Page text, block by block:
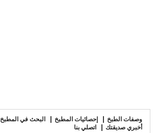
وصفات الطبخ إحصائيات المطبخ البحث في المطبخ
أخبري صديقتك
اتصلي بنا